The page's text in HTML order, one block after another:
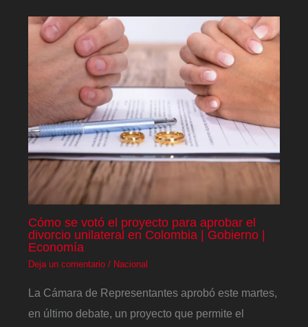
Cómo se votó el proyecto para aprobar el
divorcio unilateral en Colombia | Gobierno |
Economía
Deja un comentario / Nacional
La Cámara de Representantes aprobó este martes,
en último debate, un proyecto que permite el